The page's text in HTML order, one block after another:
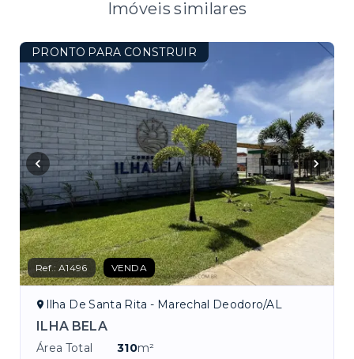
Imóveis similares
PRONTO PARA CONSTRUIR
Ref.:A1496 VENDA
Ilha De Santa Rita - Marechal Deodoro/AL
ILHA BELA
Área Total 310m²